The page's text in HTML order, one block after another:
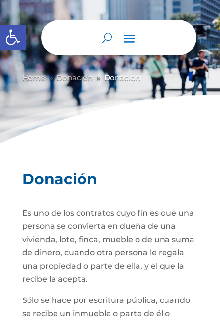
Abrir barra de herramientas
Home 9 Donación 9 Donación
Donación
Es uno de los contratos cuyo fin es que una
persona se convierta en dueña de una
vivienda, lote, finca, mueble o de una suma
de dinero, cuando otra persona le regala
una propiedad o parte de ella, y el que la
recibe la acepta.
Sólo se hace por escritura pública, cuando
se recibe un inmueble o parte de él o